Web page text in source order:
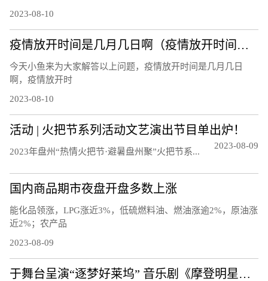
2023-08-10
疫情放开时间是几月几日啊（疫情放开时间是几月几日）
今天小鱼来为大家解答以上问题，疫情放开时间是几月几日
啊，疫情放开时
2023-08-10
活动 | 火把节系列活动文艺演出节目单出炉！
20‍‍‍‍‍‍‍‍‍23年盘州“热情火把节·避暑盘州聚”火把节系...
2023-08-09
国内商品期市夜盘开盘多数上涨
能化品领涨，LPG涨近3%，低硫燃料油、燃油涨逾2%，原油涨
近2%；农产品
2023-08-09
于舞台呈演“逐梦好莱坞” 音乐剧《摩登明星梦》将正式启幕